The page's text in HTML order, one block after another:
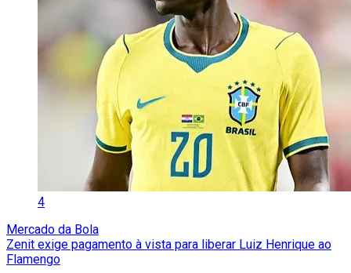
4
Mercado da Bola
Zenit exige pagamento à vista para liberar Luiz Henrique ao
Flamengo